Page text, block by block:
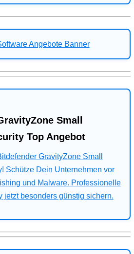
Small
Top Angebot
GravityZone Small
Schütze Dein Unternehmen vor
und Malware. Professionelle
jetzt besonders günstig sichern.